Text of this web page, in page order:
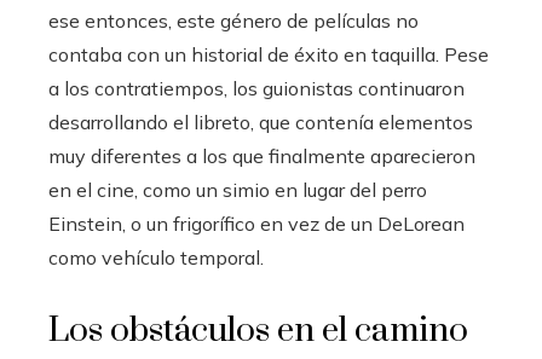
ese entonces, este género de películas no
contaba con un historial de éxito en taquilla. Pese
a los contratiempos, los guionistas continuaron
desarrollando el libreto, que contenía elementos
muy diferentes a los que finalmente aparecieron
en el cine, como un simio en lugar del perro
Einstein, o un frigorífico en vez de un DeLorean
como vehículo temporal.
Los obstáculos en el camino